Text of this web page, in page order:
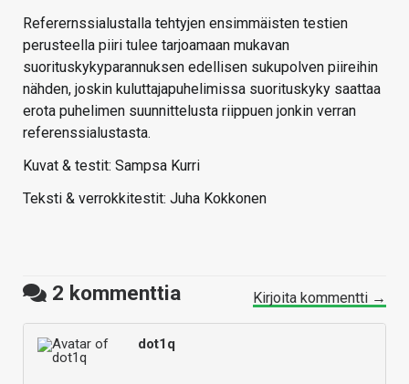
Referernssialustalla tehtyjen ensimmäisten testien
perusteella piiri tulee tarjoamaan mukavan
suorituskykyparannuksen edellisen sukupolven piireihin
nähden, joskin kuluttajapuhelimissa suorituskyky saattaa
erota puhelimen suunnittelusta riippuen jonkin verran
referenssialustasta.
Kuvat & testit: Sampsa Kurri
Teksti & verrokkitestit: Juha Kokkonen
2 kommenttia Kirjoita kommentti →
dot1q